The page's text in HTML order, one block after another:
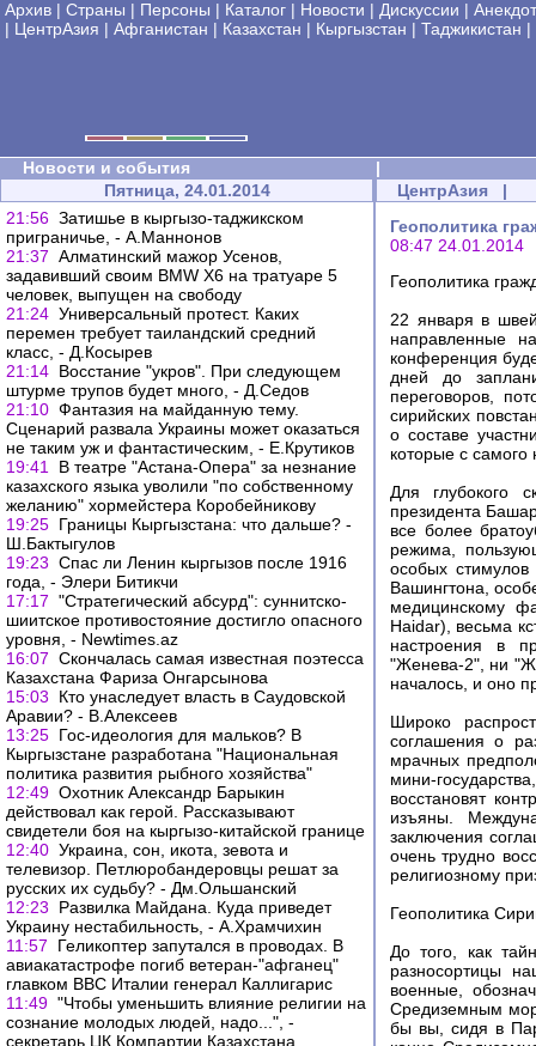
Архив | Страны | Персоны | Каталог | Новости | Дискуссии |
| ЦентрАзия | Афганистан | Казахстан | Кыргызстан | Таджикистан |
Новости и события
|
Пятница, 24.01.2014
21:56 Затишье в кыргызо-таджикском
приграничье, - А.Маннонов
21:37 Алматинский мажор Усенов,
задавивший своим BMW X6 на тратуаре 5
человек, выпущен на свободу
21:24 Универсальный протест. Каких
перемен требует таиландский средний
класс, - Д.Косырев
21:14 Восстание "укров". При следующем
штурме трупов будет много, - Д.Седов
21:10 Фантазия на майданную тему.
Сценарий развала Украины может оказаться
не таким уж и фантастическим, - Е.Крутиков
19:41
В театре "Астана-Опера" за незнание
казахского языка уволили "по собственному
желанию" хормейстера Коробейникову
19:25 Границы Кыргызстана: что дальше? -
Ш.Бактыгулов
19:23 Спас ли Ленин кыргызов после 1916
года, - Элери Битикчи
17:17 "Стратегический абсурд": суннитско-
шиитское противостояние достигло опасного
уровня, - Newtimes.az
16:07 Скончалась самая известная поэтесса
Казахстана Фа­ри­за Он­гар­сы­но­ва
15:03
Кто унаследует власть в Саудовской
Аравии? - В.Алексеев
13:25 Гос-идеология для мальков? В
Кыргызстане разработана "Национальная
политика развития рыбного хозяйства"
12:49 Охотник Александр Барыкин
действовал как герой. Рассказывают
свидетели боя на кыргызо-китайской границе
12:40 Украина, сон, икота, зевота и
телевизор. Петлюробандеровцы решат за
русских их судьбу? - Дм.Ольшанский
12:23
Развилка Майдана. Куда приведет
Украину нестабильность, - А.Храмчихин
11:57
Геликоптер запутался в проводах. В
авиакатастрофе погиб ветеран-"афганец"
главком ВВС Италии генерал Каллигарис
11:49 "Чтобы уменьшить влияние религии на
сознание молодых людей, надо...", -
секретарь ЦК Компартии Казахстана
ЦентрАзия |
Геополитика
08:47 24.01.2014
Геополитика
22 января в
направленные
конференция
дней до
переговоров,
сирийских
о составе
которые с
Для глубокого
президента
все более
режима,
особых стимулов
Вашингтона,
медицинскому
Haidar), весьма
настроения в
"Женева-2", ни
началось, и оно
Широко
соглашения о
мрачных
мини-
восстановят
изъяны.
заключения
очень трудно
религиозному
Геополитика
До того, как
разносортицы
военные,
Средиземным
бы вы, сидя в